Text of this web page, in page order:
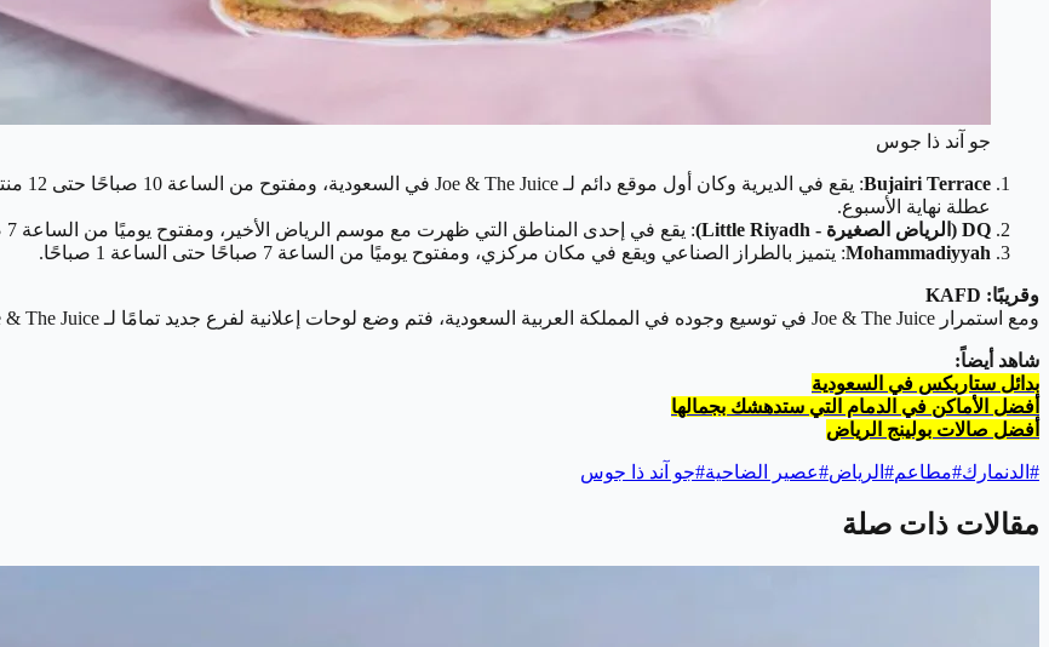
جو آند ذا جوس
Bujairi Terrace
عطلة نهاية الأسبوع.
DQ (الرياض الصغيرة - Little Riyadh)
: يقع في إحدى المناطق التي ظهرت مع موسم الرياض الأخير، ومفتوح يوميًا من الساعة 7 صباحًا حتى الساعة 1 صباحًا.
Mohammadiyyah: يتميز بالطراز الصناعي ويقع في مكان مركزي، ومفتوح يوميًا من الساعة 7 صباحًا حتى الساعة 1 صباحًا.
وقريبًا: KAFD
ومع استمرار Joe & The Juice في توسيع وجوده في المملكة العربية السعودية، فتم وضع لوحات إعلانية لفرع جديد تمامًا لـ Joe & The Juice في مركزها المالي، KAFD.
شاهد أيضاً:
بدائل ستاربكس في السعودية
أفضل الأماكن في الدمام التي ستدهشك بجمالها
أفضل صالات بولينج الرياض
# الدنمارك#مطاعم# الرياض#عصير الضاحية#جو آند ذا جوس
مقالات ذات صلة